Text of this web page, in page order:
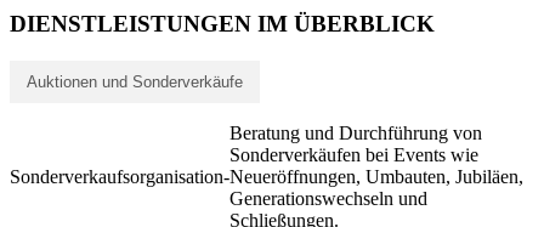
DIENSTLEISTUNGEN IM ÜBERBLICK
Auktionen und Sonderverkäufe
Sonderverkaufsorganisation-
Beratung und Durchführung von
Sonderverkäufen bei Events wie
Neueröffnungen, Umbauten, Jubiläen,
Generationswechseln und
Schließungen.